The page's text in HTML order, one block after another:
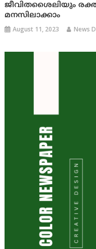
ജീവിതശൈലിയും
മനസിലാക്കാം
August 11, 2023 News